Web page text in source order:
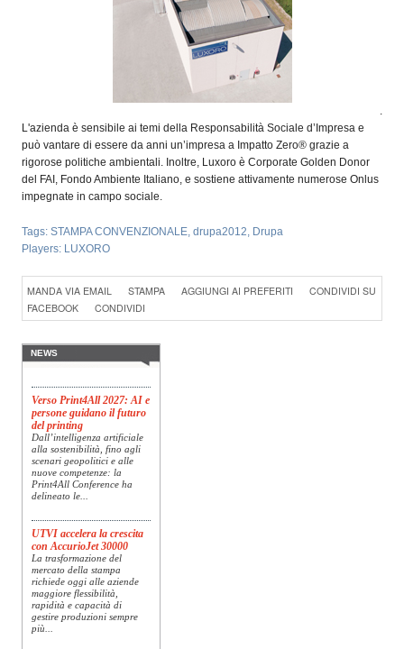
L'azienda è sensibile ai temi della Responsabilità Sociale d’Impresa e
può vantare di essere da anni un’impresa a Impatto Zero® grazie a
rigorose politiche ambientali. Inoltre, Luxoro è Corporate Golden Donor
del FAI, Fondo Ambiente Italiano, e sostiene attivamente numerose Onlus
impegnate in campo sociale.
Tags: STAMPA CONVENZIONALE drupa2012 Drupa
Players: LUXORO
MANDA VIA EMAIL STAMPA AGGIUNGI AI PREFERITI
CONDIVIDI SU
FACEBOOK
CONDIVIDI
NEWS
Konica Minolta, realtà di
riferimento a livello globale
nelle soluzioni di imaging,
una soluzione completa
basata su imaging...
Verso Print4All 2027: AI e
persone guidano il futuro
del printing
Dall’intelligenza artificiale
alla sostenibilità, fino agli
scenari geopolitici e alle
nuove competenze: la
Print4All Conference ha
delineato le...
UTVI accelera la crescita
con AccurioJet 30000
La trasformazione del
mercato della stampa
richiede oggi alle aziende
maggiore flessibilità,
rapidità e capacità di
gestire produzioni sempre
più...